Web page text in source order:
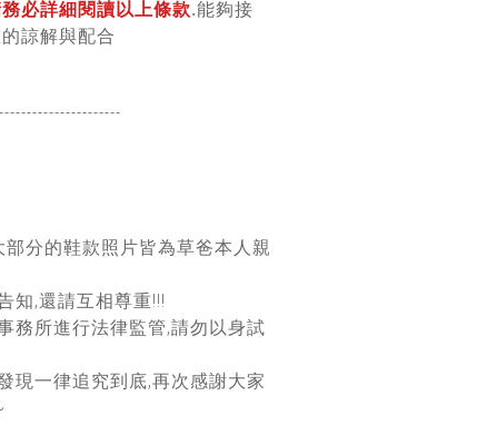
必詳細閱讀以上條款.能夠接
諒解與配合
------
分的鞋款照片皆為草爸本人親
知,還請互相尊重!!!
務所進行法律監管,請勿以身試
現一律追究到底,再次感謝大家